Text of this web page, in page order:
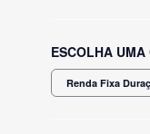
ESCOLHA
Renda Fixa